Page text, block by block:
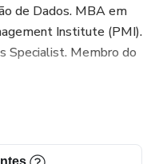
de Dados. MBA em
Institute (PMI).
Specialist. Membro do